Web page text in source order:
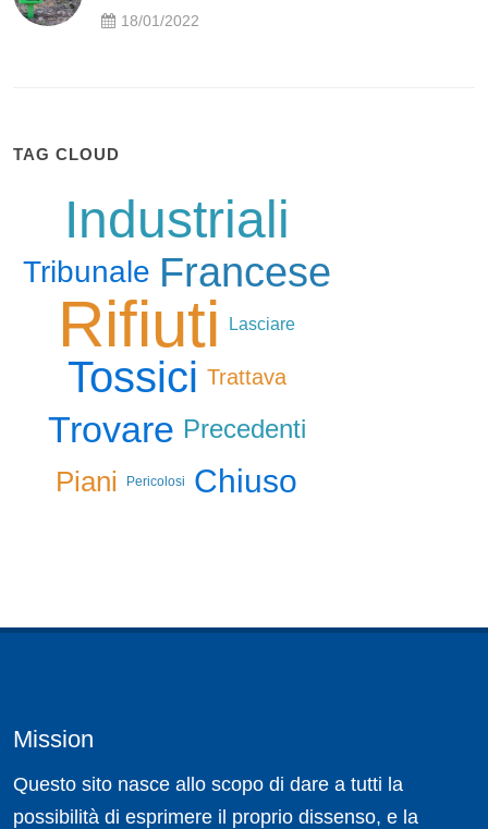
18/01/2022
TAG CLOUD
Industriali
Tribunale Francese
Rifiuti Lasciare
Tossici Trattava
Trovare Precedenti
Piani Pericolosi Chiuso
Mission
Questo sito nasce allo scopo di dare a tutti la
possibilità di esprimere il proprio dissenso, e la